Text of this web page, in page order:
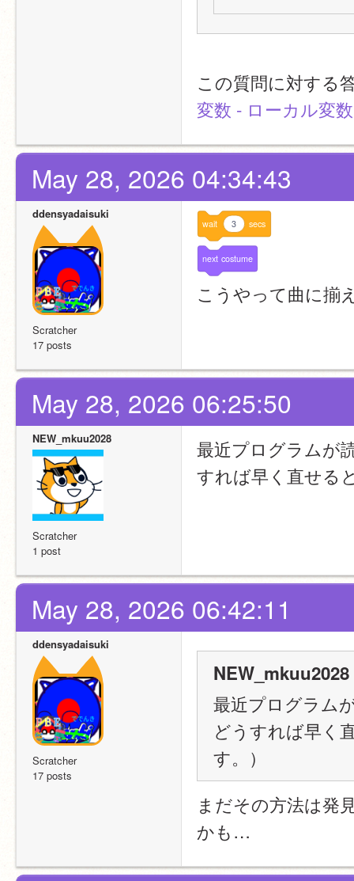
この質問に対する
変数 - ローカル変数
May 28, 2026 04:34:43
ddensyadaisuki
Scratcher
17 posts
wait 3 secs
next costume
こうやって曲に揃
May 28, 2026 06:25:50
NEW_mkuu2028
Scratcher
1 post
最近プログラムが
すれば早く直せる
May 28, 2026 06:42:11
ddensyadaisuki
Scratcher
17 posts
最近プログラム
どうすれば早く
す。）
まだその方法は発
かも…